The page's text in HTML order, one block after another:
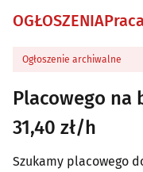
OGŁOSZENIA
Ogłoszenie archiwalne
Placowego na
31,40 zł/h
Szukamy placowego